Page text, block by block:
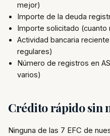
mejor)
Importe de la deuda
Importe solicitado (cuanto
Actividad bancaria
regulares)
Número de registros en
varios)
Crédito rápido sin
Ninguna de las 7 EFC de